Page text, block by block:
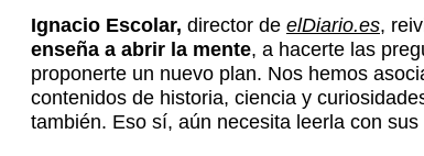
Ignacio Escolar, director de elDiario.es,
enseña a abrir la mente, a hacerte las
proponerte un nuevo plan. Nos hemos
contenidos de historia, ciencia y
también. Eso sí, aún necesita leerla con